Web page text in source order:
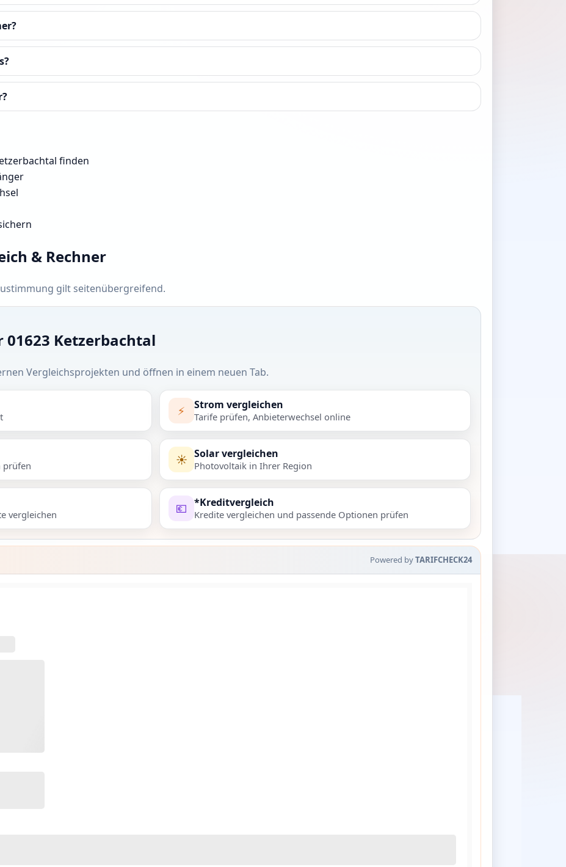
finden
& Rechner
gilt seitenübergreifend.
Ketzerbachtal
Vergleichsprojekten und öffnen in einem neuen Tab.
⚡ Strom vergleichen
Tarife prüfen, Anbieterwechsel online
prüfen ☀️ Solar vergleichen
Photovoltaik in Ihrer Region
vergleichen 💶 *Kreditvergleich
Kredite vergleichen und passende Optionen prüfen
Powered byTARIFCHECK24